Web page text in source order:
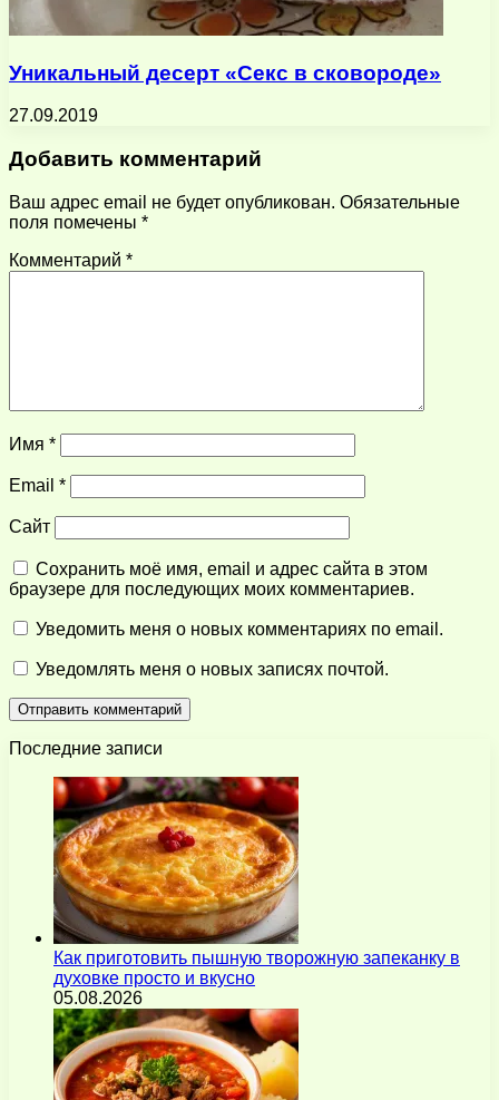
Уникальный десерт «Секс в сковороде»
27.09.2019
Добавить комментарий
Ваш адрес email не будет опубликован. Обязательные
поля помечены *
Комментарий *
Имя *
Email *
Сайт
Сохранить моё имя, email и адрес сайта в этом
браузере для последующих моих комментариев.
Уведомить меня о новых комментариях по email.
Уведомлять меня о новых записях почтой.
Последние записи
Как приготовить пышную творожную запеканку в
духовке просто и вкусно
05.08.2026